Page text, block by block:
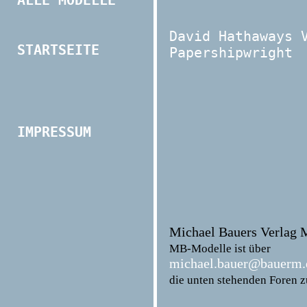
STARTSEITE
IMPRESSUM
David Hathaways
Papershipwright
Michael Bauers Verlag
MB-Modelle ist über
die unten stehenden Foren